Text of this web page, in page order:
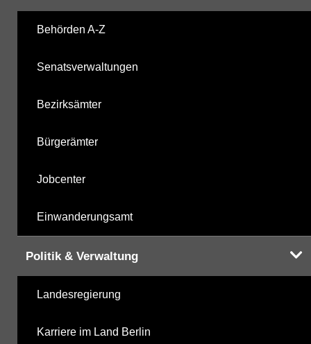
Behörden A-Z
Senatsverwaltungen
Bezirksämter
Bürgerämter
Jobcenter
Einwanderungsamt
Politik & Verwaltung
Landesregierung
Karriere im Land Berlin